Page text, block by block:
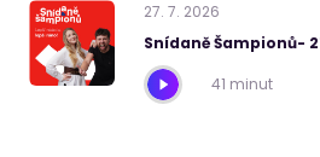
27. 7. 2026
Snídaně Šampionů-
41 minut